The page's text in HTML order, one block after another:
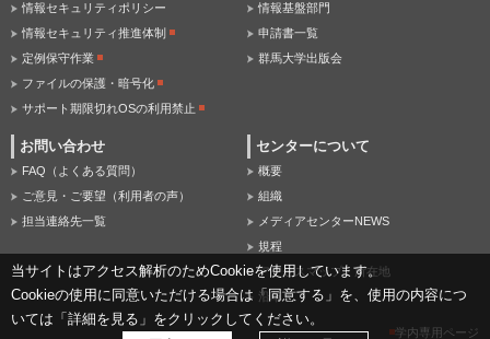
情報セキュリティポリシー
情報セキュリティ推進体制
定例保守作業
ファイルの保護・暗号化
サポート期限切れOSの利用禁止
情報基盤部門
申請書一覧
群馬大学出版会
お問い合わせ
FAQ（よくある質問）
ご意見・ご要望（利用者の声）
担当連絡先一覧
センターについて
概要
組織
メディアセンターNEWS
規程
アクセスマップ・所在地
沿革
学内専用ページ
当サイトはアクセス解析のためCookieを使用しています。
Cookieの使用に同意いただける場合は「同意する」を、使用の内容につ
いては「詳細を見る」をクリックしてください。